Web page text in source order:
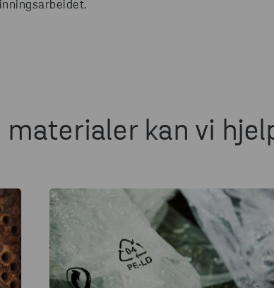
materialer kan vi